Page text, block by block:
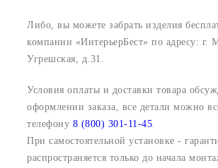
Либо, вы можете забрать изделия
компании «ИнтерьерБест» по адресу: г.
Угрешская, д.31.
Условия оплаты и доставки товара
оформлении заказа, все детали можно
телефону 8 (800) 301-11-45
При самостоятельной установке -
распространяется только до начала